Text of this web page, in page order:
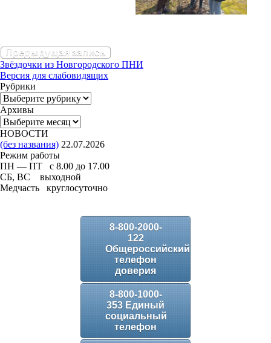
Предыдущая запись
Звёздочки из Новгородского ПНИ
Версия для слабовидящих
Рубрики
Рубрики
Архивы
Архивы
НОВОСТИ
(без названия) 22.07.2026
Режим работы
ПН — ПТ с 8.00 до 17.00
СБ, ВС выходной
Медчасть круглосуточно
8-800-2000-
122
Общероссийский
телефон
доверия
8-800-1000-
353 Единый
социальный
телефон